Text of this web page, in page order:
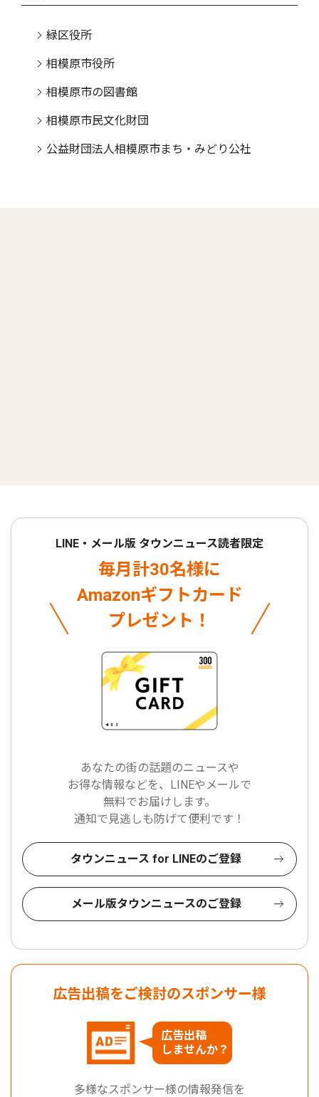
緑区役所
相模原市役所
相模原市の図書館
相模原市民文化財団
公益財団法人相模原市まち・みどり公社
LINE・メール版 タウンニュース読者限定
毎月計30名様に
Amazonギフトカード
プレゼント！
あなたの街の話題のニュースや
お得な情報などを、LINEやメールで
無料でお届けします。
通知で見逃しも防げて便利です！
タウンニュース for LINEのご登録
メール版タウンニュースのご登録
広告出稿をご検討のスポンサー様
広告出稿
しませんか？
多様なスポンサー様の情報発信を